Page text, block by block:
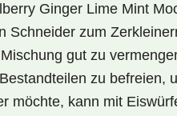
Ginger Lime Mint
Schneider zum
gut zu
zu befreien,
möchte, kann mit